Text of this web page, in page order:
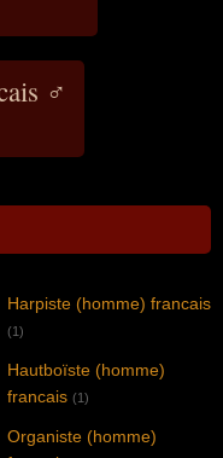
♂
Harpiste (homme) francais
(1)
Hautboïste (homme)
francais (1)
Organiste (homme)